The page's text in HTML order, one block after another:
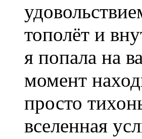
тополёт и
я попала на
момент
просто
вселенная